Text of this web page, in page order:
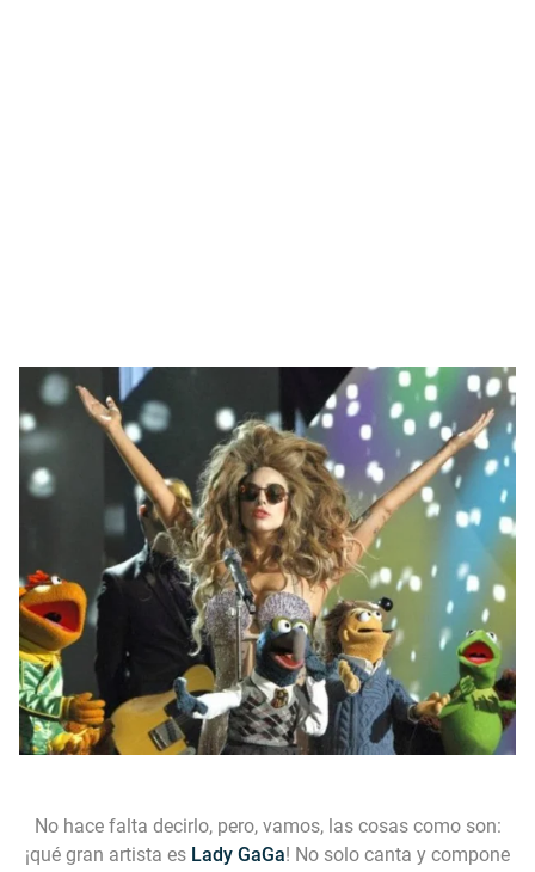
No hace falta decirlo, pero, vamos, las cosas como son:
¡qué gran artista es Lady GaGa! No solo canta y compone